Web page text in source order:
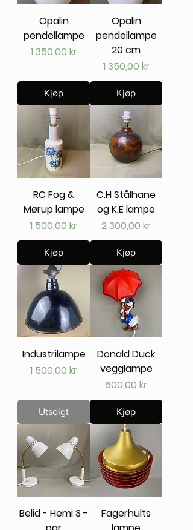
Opalin
pendellampe
Pris
1 350,00 kr
Kjøp
Opalin
pendellampe
20 cm
Pris
1 350,00 kr
Kjøp
RC Fog &
Mørup lampe
Pris
1 500,00 kr
Kjøp
C.H Stålhane
og K.E lampe
Pris
2 300,00 kr
Kjøp
Industrilampe
Pris
1 500,00 kr
Utsolgt
Donald Duck
vegglampe
Pris
600,00 kr
Kjøp
Belid - Hemi 3 -
Fagerhults